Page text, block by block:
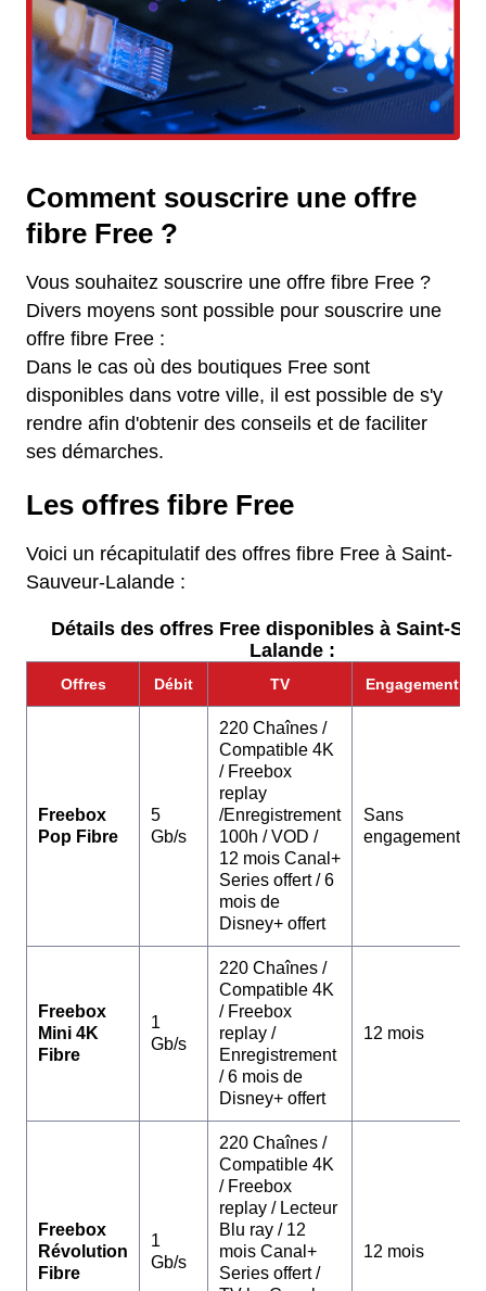
Comment souscrire une offre
fibre Free ?
Vous souhaitez souscrire une offre fibre Free ?
Divers moyens sont possible pour souscrire une
offre fibre Free :
Dans le cas où des boutiques Free sont
disponibles dans votre ville, il est possible de s'y
rendre afin d'obtenir des conseils et de faciliter
ses démarches.
Les offres fibre Free
Voici un récapitulatif des offres fibre Free à Saint-
Sauveur-Lalande :
Détails des offres Free disponibles à Saint-
Lalande :
Offres Débit TV Engagement
Freebox
Pop Fibre
5
Gb/s
220 Chaînes /
Compatible 4K
/ Freebox
replay
/Enregistrement
100h / VOD /
12 mois Canal+
Series offert / 6
mois de
Disney+ offert
Sans
engagement
Freebox
Mini 4K
Fibre
1
Gb/s
220 Chaînes /
Compatible 4K
/ Freebox
replay /
Enregistrement
/ 6 mois de
Disney+ offert
12 mois
Freebox
Révolution
Fibre
1
Gb/s
220 Chaînes /
Compatible 4K
/ Freebox
replay / Lecteur
Blu ray / 12
mois Canal+
Series offert /
12 mois